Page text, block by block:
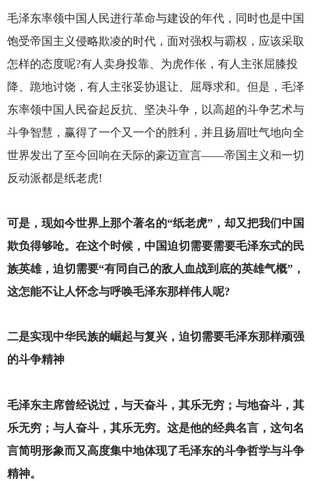
毛泽东率领中国人民进行革命与建设的年代，同时也是中国
饱受帝国主义侵略欺凌的时代，面对强权与霸权，应该采取
怎样的态度呢?有人卖身投靠、为虎作伥，有人主张屈膝投
降、跪地讨饶，有人主张妥协退让、屈辱求和。但是，毛泽
东率领中国人民奋起反抗、坚决斗争，以高超的斗争艺术与
斗争智慧，赢得了一个又一个的胜利，并且扬眉吐气地向全
世界发出了至今回响在天际的豪迈宣言——帝国主义和一切
反动派都是纸老虎!
可是，现如今世界上那个著名的“纸老虎”，却又把我们中国
欺负得够呛。在这个时候，中国迫切需要需要毛泽东式的民
族英雄，迫切需要“有同自己的敌人血战到底的英雄气概”，
这怎能不让人怀念与呼唤毛泽东那样伟人呢?
二是实现中华民族的崛起与复兴，迫切需要毛泽东那样顽强
的斗争精神
毛泽东主席曾经说过，与天奋斗，其乐无穷；与地奋斗，其
乐无穷；与人奋斗，其乐无穷。这是他的经典名言，这句名
言简明形象而又高度集中地体现了毛泽东的斗争哲学与斗争
精神。